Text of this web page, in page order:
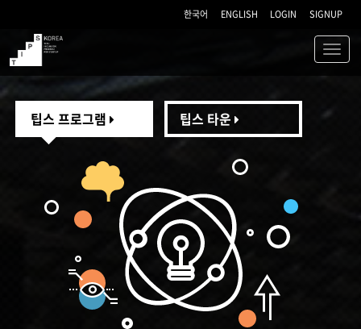
한국어 ENGLISH LOGIN SIGNUP
TIPS
팁스 프로그램 팁스 타운